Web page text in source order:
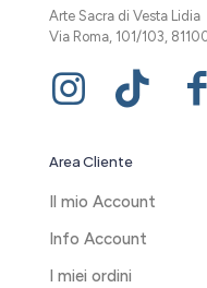
Arte Sacra di Vesta Lidia
Via Roma, 101/103,
Area Cliente
Il mio Account
Info Account
I miei ordini